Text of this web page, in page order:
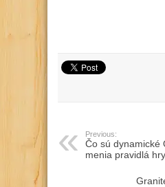
Previous:
Čo sú dynamické
menia pravidlá